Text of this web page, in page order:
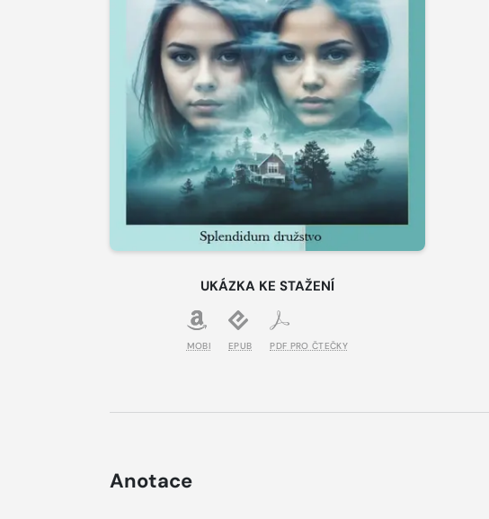
UKÁZKA KE STAŽENÍ
MOBI EPUB PDF PRO ČTEČKY
Anotace